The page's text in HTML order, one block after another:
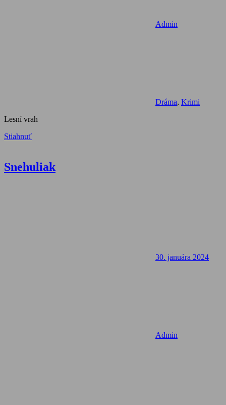
Admin
Dráma, Krimi
Lesní vrah
Stiahnuť
Snehuliak
30. januára 2024
Admin